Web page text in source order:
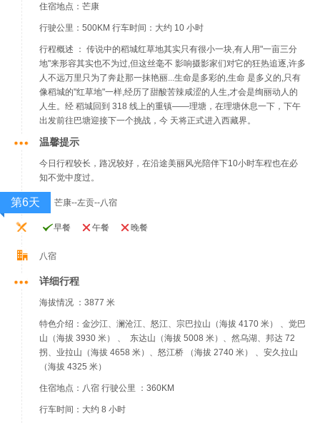
住宿地点：芒康
行驶公里：500KM 行车时间：大约 10 小时
行程概述 ： 传说中的稻城红草地其实只有很小一块,有人用"一亩三分
地"来形容其实也不为过,但这丝毫不 影响摄影家们对它的狂热追逐,许多
人不远万里只为了奔赴那一抹艳丽...生命是多彩的,生命 是多义的,只有
像稻城的"红草地"一样,经历了甜酸苦辣咸涩的人生,才会是绚丽动人的
人生。经 稻城回到 318 线上的重镇——理塘，在理塘休息一下，下午
出发前往巴塘迎接下一个挑战，今 天将正式进入西藏界。
温馨提示
今日行程较长，路况较好，在沿途美丽风光陪伴下10小时车程也在必
知不觉中度过。
第6天 芒康--左贡--八宿
早餐 午餐 晚餐
八宿
详细行程
海拔情况 ：3877 米
特色介绍：金沙江、澜沧江、怒江、宗巴拉山（海拔 4170 米） 、觉巴
山（海拔 3930 米） 、 东达山（海拔 5008 米）、然乌湖、邦达 72
拐、业拉山（海拔 4658 米）、怒江桥 （海拔 2740 米） 、安久拉山
（海拔 4325 米）
住宿地点：八宿 行驶公里 ：360KM
行车时间：大约 8 小时